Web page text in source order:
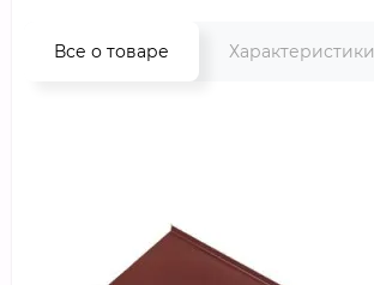
Все о товаре Характеристики